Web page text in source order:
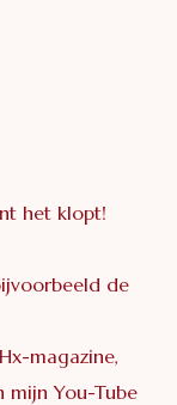
het klopt!
de
magazine,
mijn You-Tube